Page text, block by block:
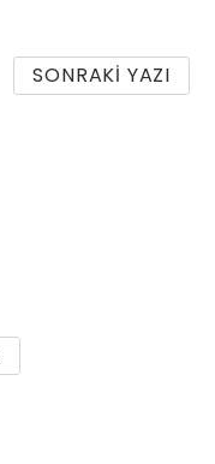
SONRAKI YAZI